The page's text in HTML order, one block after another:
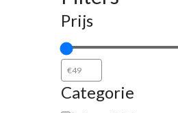
Prijs
Categorie